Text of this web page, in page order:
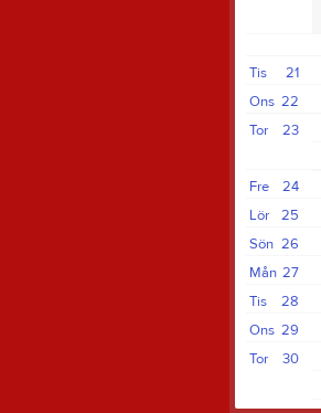
21
Tis
22
Ons
23
Tor
24
Fre
25
Lör
26
Sön
27
Mån
28
Tis
29
Ons
30
Tor